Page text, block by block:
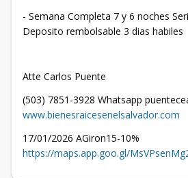
- Semana Completa 7 y 6 noches
Deposito rembolsable 3 dias habiles
Atte Carlos Puente
(503) 7851-3928 Whatsapp
www.bienesraicesenelsalvador.com
17/01/2026 AGiron15-10%
https://maps.app.goo.gl/